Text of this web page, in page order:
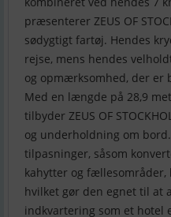
præsenterer ZEUS OF
sødygtigt fartøj. Hendes
rejse, mens hendes
og opmærksomhed, der er
Med en længde på 28,9
tilbyder ZEUS OF
og underholdning om
tilpasninger, såsom
kahytter og
hvilket gør den egnet til at
indkvartering som et hotel